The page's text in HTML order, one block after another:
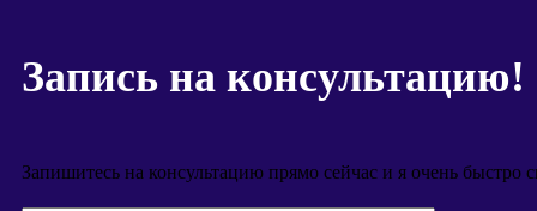
Запись на консультацию!
Запишитесь на консультацию прямо сейчас и я очень быстро